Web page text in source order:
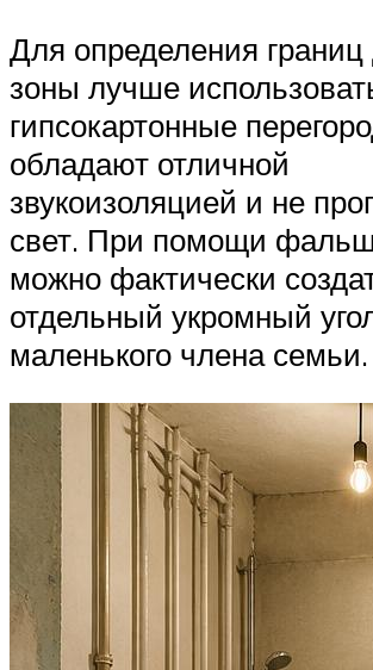
Для определения границ
зоны лучше
гипсокартонные
обладают отличной
звукоизоляцией и не
свет. При помощи
можно фактически
отдельный укромный
маленького члена семьи.